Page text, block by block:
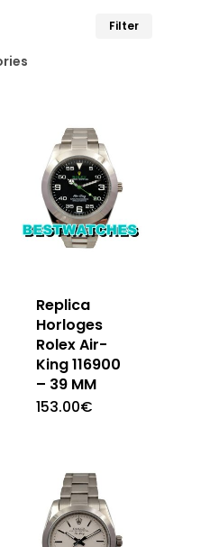
Filter
Replica
Horloges
Rolex Air-
King 116900
– 39 MM
153.00€